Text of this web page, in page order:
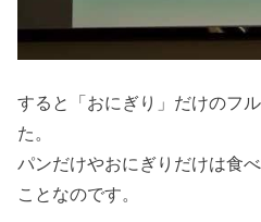
すると「おにぎり」だけのフ
た。
パンだけやおにぎりだけは食
ことなのです。